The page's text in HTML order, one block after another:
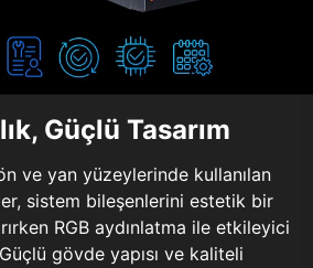
Güçlü Tasarım
ve yan yüzeylerinde kullanılan
sistem bileşenlerini estetik bir
RGB aydınlatma ile etkileyici
gövde yapısı ve kaliteli